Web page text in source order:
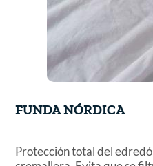
FUNDA NÓRDICA
Protección total del